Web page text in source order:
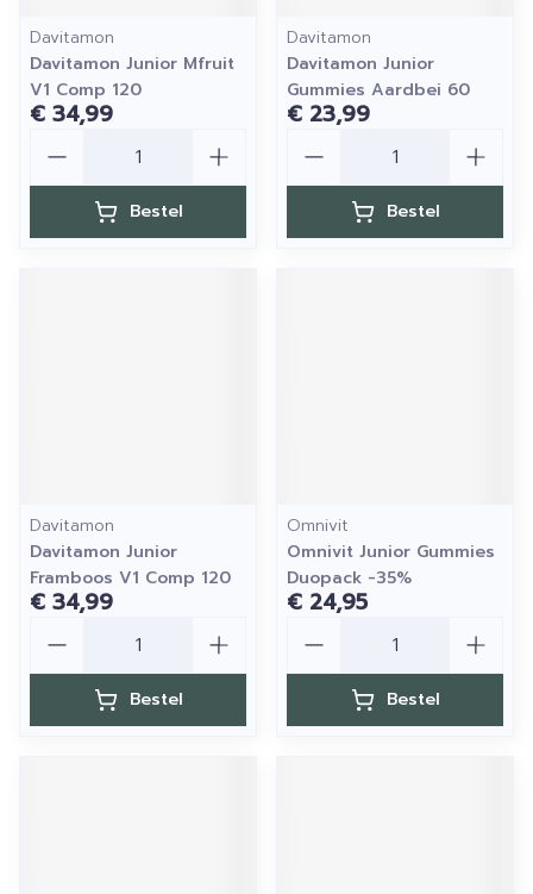
Davitamon
Davitamon Junior Mfruit
V1 Comp 120
€ 34,99
Bestel
Davitamon
Davitamon Junior
Gummies Aardbei 60
€ 23,99
Bestel
Davitamon
Davitamon Junior
Framboos V1 Comp 120
€ 34,99
Bestel
Omnivit
Omnivit Junior Gummies
Duopack -35%
€ 24,95
Bestel